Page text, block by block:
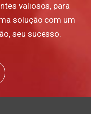
valiosos, para
solução com um
seu sucesso.